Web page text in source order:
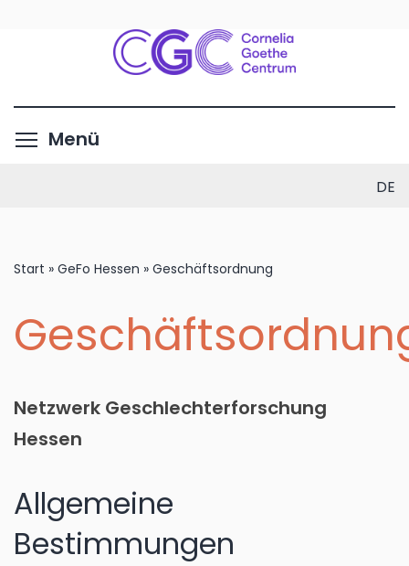
Inhalt
Menü
DE
Start » GeFo Hessen » Geschäftsordnung
Netzwerk Geschlechterforschung
Hessen
Allgemeine
Bestimmungen